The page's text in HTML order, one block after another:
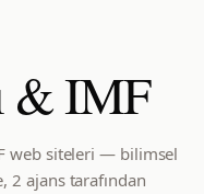
& IMF
web siteleri — bilimsel
2 ajans tarafından